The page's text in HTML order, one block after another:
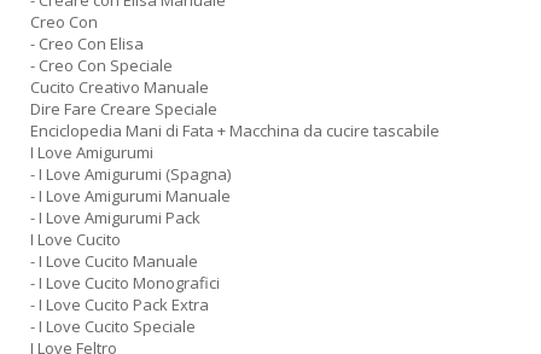
Creo Con
- Creo Con Elisa
- Creo Con Speciale
Cucito Creativo Manuale
Dire Fare Creare Speciale
Enciclopedia Mani di Fata + Macchina da cucire tascabile
I Love Amigurumi
- I Love Amigurumi (Spagna)
- I Love Amigurumi Manuale
- I Love Amigurumi Pack
I Love Cucito
- I Love Cucito Manuale
- I Love Cucito Monografici
- I Love Cucito Pack Extra
- I Love Cucito Speciale
I Love Feltro